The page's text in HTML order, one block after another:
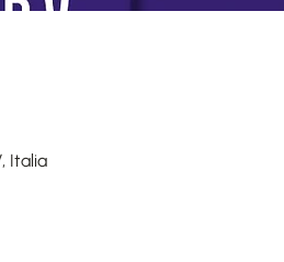
Italia